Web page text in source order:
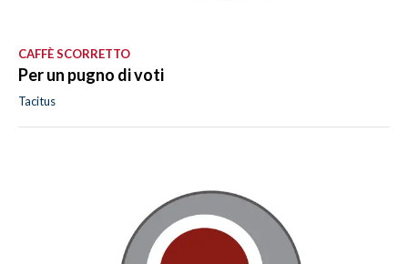
CAFFÈ SCORRETTO
Per un pugno di voti
Tacitus